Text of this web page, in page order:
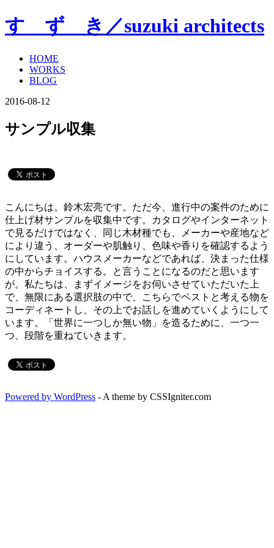
す ず き／suzuki architects
HOME
WORKS
BLOG
2016-08-12
サンプル収集
こんにちは。鈴木宏亮です。ただ今、進行中の案件のために
仕上げ材サンプルを収集中です。カタログやインターネット
で見るだけではなく、同じ木材種でも、メーカーや産地など
により違う、オーダーや肌触り、色味や香りを確認するよう
にしています。ハウスメーカーなどであれば、決まった仕様
の中からチョイスする。と言うことになるのだと思います
が。私たちは、まずイメージをお伺いさせていただいた上
で、無限にある選択肢の中で、こちらでベストと考える物を
コーディネートし、その上でお話しを進めていくようにして
います。「世界に一つしか無い物」を造るために、一つ一
つ、段階を重ねていきます。
Powered by WordPress - A theme by CSSIgniter.com